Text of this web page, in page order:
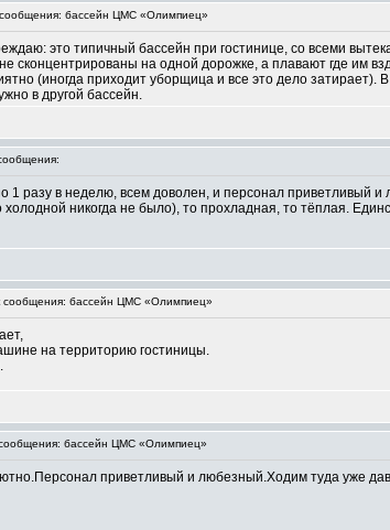
бассейн ЦМС «Олимпиец»
это типичный бассейн при гостинице, со всеми
сконцентрированы на одной дорожке, а плавают где им
(иногда приходит уборщица и все это дело
в другой бассейн.
1 разу в неделю, всем доволен, и персонал приветливый
никогда не было), то прохладная, то тёплая.
сообщения: бассейн ЦМС «Олимпиец»
на территорию гостиницы.
бассейн ЦМС «Олимпиец»
приветливый и любезный.Ходим туда уже